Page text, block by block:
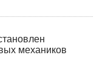
механиков